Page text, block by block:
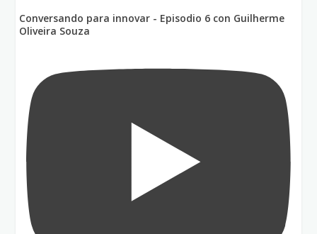
Conversando para innovar - Episodio 6 con Guilherme
Oliveira Souza